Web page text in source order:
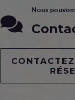
Nous